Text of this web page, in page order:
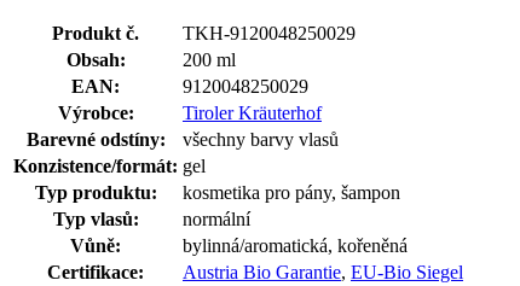
Produkt č.
TKH-9120048250029
Obsah:
200 ml
EAN:
9120048250029
Výrobce:
Tiroler Kräuterhof
Barevné odstíny:
všechny barvy vlasů
Konzistence/formát: gel
Typ produktu:
kosmetika pro pány, šampon
Typ vlasů:
normální
Vůně:
bylinná/aromatická, kořeněná
Certifikace:
Austria Bio Garantie, EU-Bio Siegel